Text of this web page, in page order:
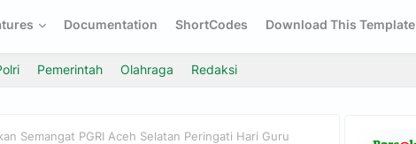
Documentation ShortCodes Download This Template
Pemerintah Olahraga Redaksi
Semangat PGRI Aceh Selatan Peringati Hari Guru